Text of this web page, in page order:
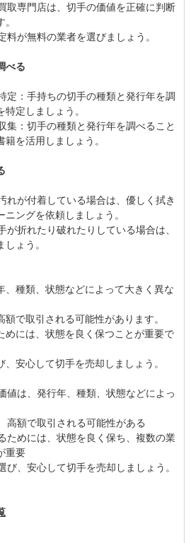
取専門店は、切手の価値を正確に判断
が無料の業者を選びましょう。
べる
定：手持ちの切手の種類と発行年を調
定しましょう。
集：切手の種類と発行年を調べること
を活用しましょう。
れが付着している場合は、優しく拭き
ングを依頼しましょう。
が折れたり破れたりしている場合は、
ょう。
、種類、状態などによって大きく異な
で取引される可能性があります。
めには、状態を良く保つことが重要で
安心して切手を売却しましょう。
値は、発行年、種類、状態などによっ
高額で取引される可能性がある
ためには、状態を良く保ち、複数の業
重要
び、安心して切手を売却しましょう。